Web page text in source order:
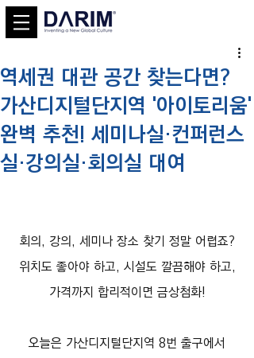
역세권 대관 공간 찾는다면?
가산디지털단지역 '아이토리움'
완벽 추천! 세미나실·컨퍼런스
실·강의실·회의실 대여
회의, 강의, 세미나 장소 찾기 정말 어렵죠?
위치도 좋아야 하고, 시설도 깔끔해야 하고,
가격까지 합리적이면 금상첨화!
오늘은 가산디지털단지역 8번 출구에서